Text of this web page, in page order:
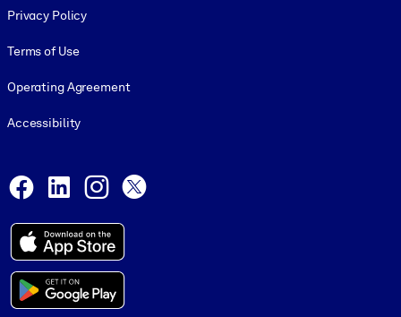
Privacy Policy
Terms of Use
Operating Agreement
Accessibility
Facebook
LinkedInInstagram